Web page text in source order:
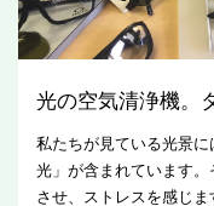
光の空気清浄機。
私たちが見ている光景
光」が含まれています
させ、ストレスを感じ